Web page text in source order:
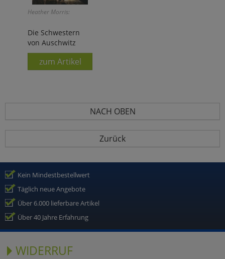
Heather Morris:
Die Schwestern
von Auschwitz
zum Artikel
NACH OBEN
Zurück
Kein Mindestbestellwert
Täglich neue Angebote
Über 6.000 lieferbare Artikel
Über 40 Jahre Erfahrung
WIDERRUF